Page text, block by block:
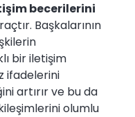
becerilerini
Başkalarının
bir iletişim
ifadelerini
artırır ve bu da
olumlu